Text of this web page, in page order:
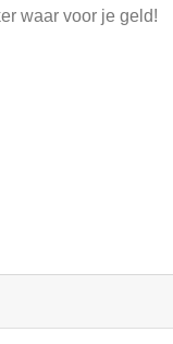
waar voor je geld!